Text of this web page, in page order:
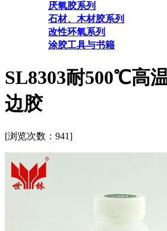
厌氧胶系列
石材、木材胶系列
改性环氧系列
涂胶工具与书籍
SL8303耐500℃高
边胶
[浏览次数： 941]